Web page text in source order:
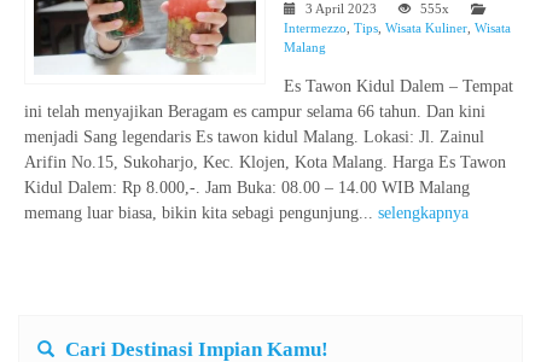
3 April 2023
555x
Intermezzo Tips Wisata Kuliner Wisata
Malang
Es Tawon Kidul Dalem – Tempat
ini telah menyajikan Beragam es campur selama 66 tahun. Dan kini
menjadi Sang legendaris Es tawon kidul Malang. Lokasi: Jl. Zainul
Arifin No.15, Sukoharjo, Kec. Klojen, Kota Malang. Harga Es Tawon
Kidul Dalem: Rp 8.000,-. Jam Buka: 08.00 – 14.00 WIB Malang
memang luar biasa, bikin kita sebagi pengunjung... selengkapnya
Cari Destinasi Impian Kamu!